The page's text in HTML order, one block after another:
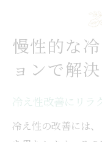
慢性的な
ョンで解決
冷え性改善にリラ
冷え性の改善には